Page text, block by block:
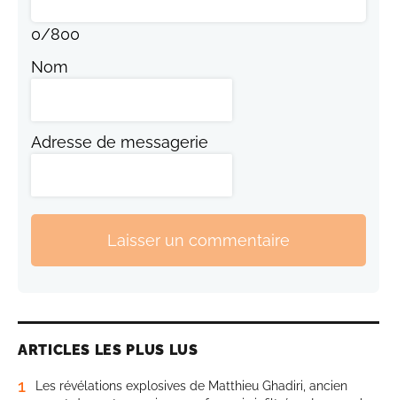
0/800
Nom
Adresse de messagerie
Laisser un commentaire
ARTICLES LES PLUS LUS
1
Les révélations explosives de Matthieu Ghadiri, ancien